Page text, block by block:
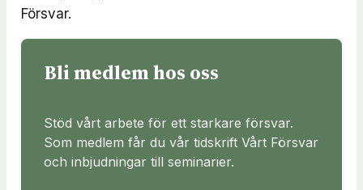
Försvar.
Bli medlem hos oss
Stöd vårt arbete för ett starkare försvar.
Som medlem får du vår tidskrift Vårt Försvar
och inbjudningar till seminarier.